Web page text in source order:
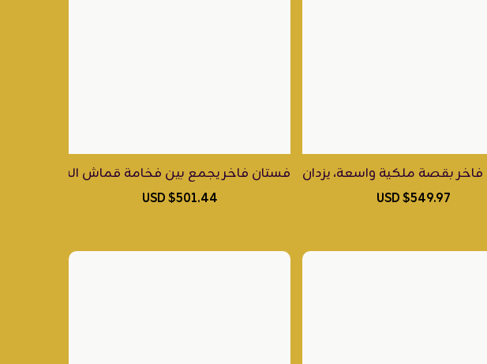
من قماش الجاكار الإيطالي بأجود أنواع خيوط الريسم والزري
نعومة اللون الفضي الهادئ وروعة التطريز اليدوي بخيوط الريسم المستوحى من
بقصة ملكية واسعة، يزدان بتطريز يدوي متقن بخيوط الريسم في تكوين نباتي
$549.97 USD
فستان فاخر يجمع بين فخامة قماش الشانتون
$501.44 USD